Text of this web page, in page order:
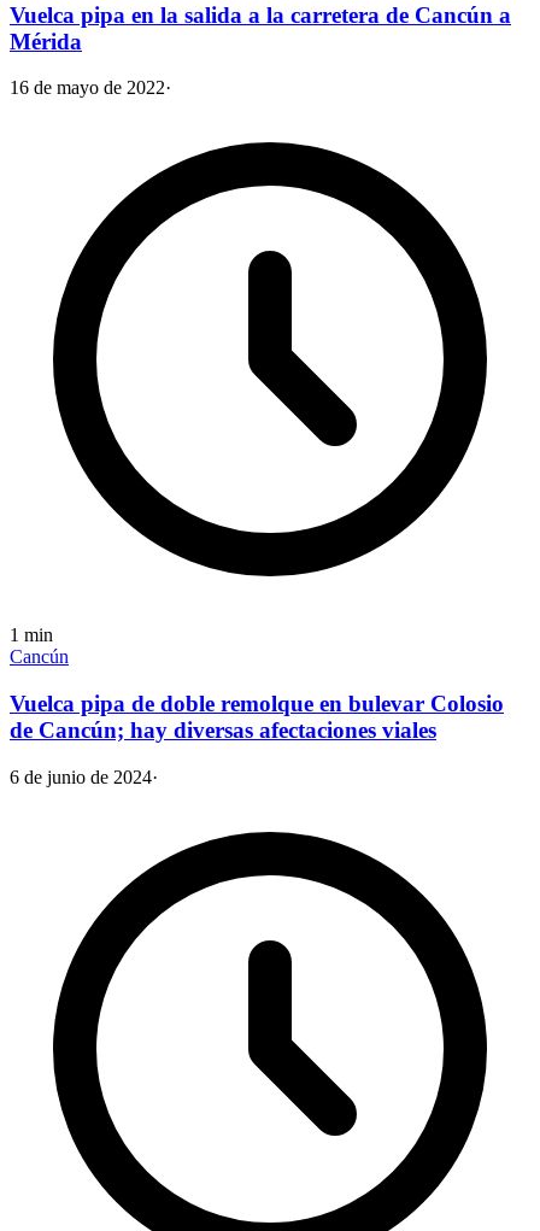
Vuelca pipa en la salida a la carretera de Cancún a
Mérida
16 de mayo de 2022·
1 min
Cancún
Vuelca pipa de doble remolque en bulevar Colosio
de Cancún; hay diversas afectaciones viales
6 de junio de 2024·